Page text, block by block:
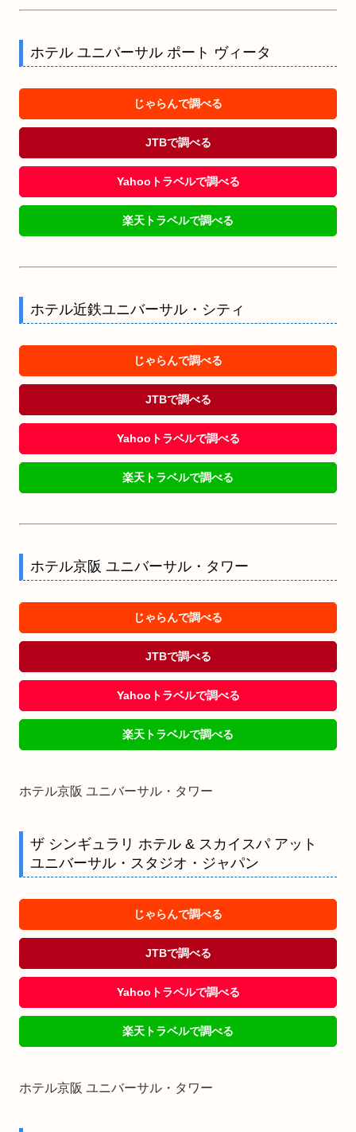
ホテル ユニバーサル ポート ヴィータ
じゃらんで調べる
JTBで調べる
Yahooトラベルで調べる
楽天トラベルで調べる
ホテル近鉄ユニバーサル・シティ
じゃらんで調べる
JTBで調べる
Yahooトラベルで調べる
楽天トラベルで調べる
ホテル京阪 ユニバーサル・タワー
じゃらんで調べる
JTBで調べる
Yahooトラベルで調べる
楽天トラベルで調べる
ホテル京阪 ユニバーサル・タワー
ザ シンギュラリ ホテル & スカイスパ アット
ユニバーサル・スタジオ・ジャパン
じゃらんで調べる
JTBで調べる
Yahooトラベルで調べる
楽天トラベルで調べる
ホテル京阪 ユニバーサル・タワー